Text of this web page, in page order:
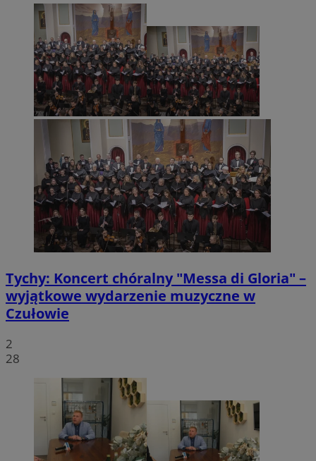
Tychy: Koncert chóralny "Messa di Gloria" –
wyjątkowe wydarzenie muzyczne w
Czułowie
2
28